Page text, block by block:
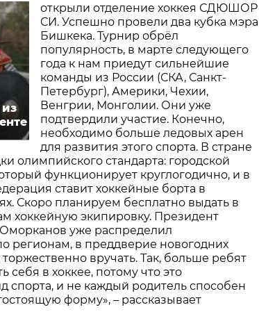
открыли отделение хоккея СДЮШОР
СИ. Успешно провели два кубка мэра
Бишкека. Турнир обрёл
популярность, в марте следующего
года к нам приедут сильнейшие
команды из России (СКА, Санкт-
Петербург), Америки, Чехии,
Венгрии, Монголии. Они уже
подтвердили участие. Конечно,
необходимо больше ледовых арен
для развития этого спорта. В стране
олимпийского стандарта: городской
функционирует круглогодично, и в
ставит хоккейные борта в
Скоро планируем бесплатно выдать в
хоккейную экипировку. Президент
уже распределил
регионам, в преддверие новогодних
вручать. Так, больше ребят
себя в хоккее, потому что это
спорта, и не каждый родитель способен
форму», – рассказывает